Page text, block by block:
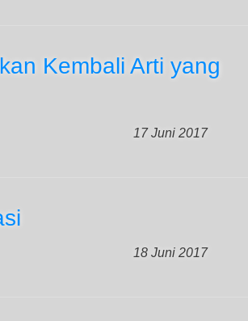
Kembali Arti yang
17 Juni 2017
18 Juni 2017